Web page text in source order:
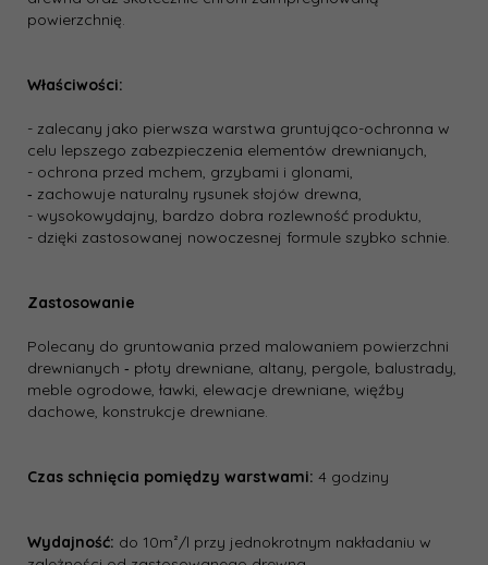
powierzchnię.
Właściwości:
- zalecany jako pierwsza warstwa gruntująco-ochronna w
celu lepszego zabezpieczenia elementów drewnianych,
- ochrona przed mchem, grzybami i glonami,
‐ zachowuje naturalny rysunek słojów drewna,
- wysokowydajny, bardzo dobra rozlewność produktu,
- dzięki zastosowanej nowoczesnej formule szybko schnie.
Zastosowanie
Polecany do gruntowania przed malowaniem powierzchni
drewnianych ‐ płoty drewniane, altany, pergole, balustrady,
meble ogrodowe, ławki, elewacje drewniane, więźby
dachowe, konstrukcje drewniane.
Czas schnięcia pomiędzy warstwami: 4 godziny
Wydajność: do 10m²/l przy jednokrotnym nakładaniu w